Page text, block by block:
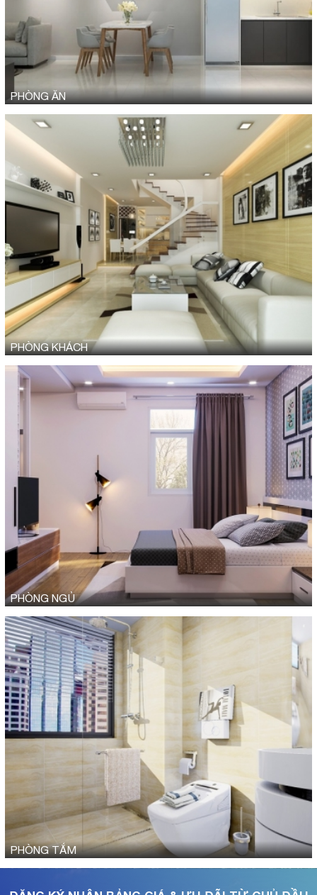
PHÒNG ĂN
PHÒNG KHÁCH
PHÒNG NGỦ
PHÒNG TẮM